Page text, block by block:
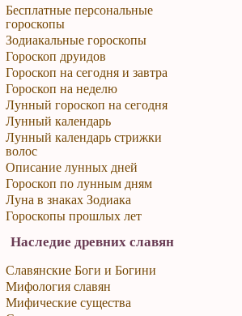
Бесплатные персональные
гороскопы
Зодиакальные гороскопы
Гороскоп друидов
Гороскоп на сегодня и завтра
Гороскоп на неделю
Лунный гороскоп на сегодня
Лунный календарь
Лунный календарь стрижки
волос
Описание лунных дней
Гороскоп по лунным дням
Луна в знаках Зодиака
Гороскопы прошлых лет
Наследие древних славян
Славянские Боги и Богини
Мифология славян
Мифические существа